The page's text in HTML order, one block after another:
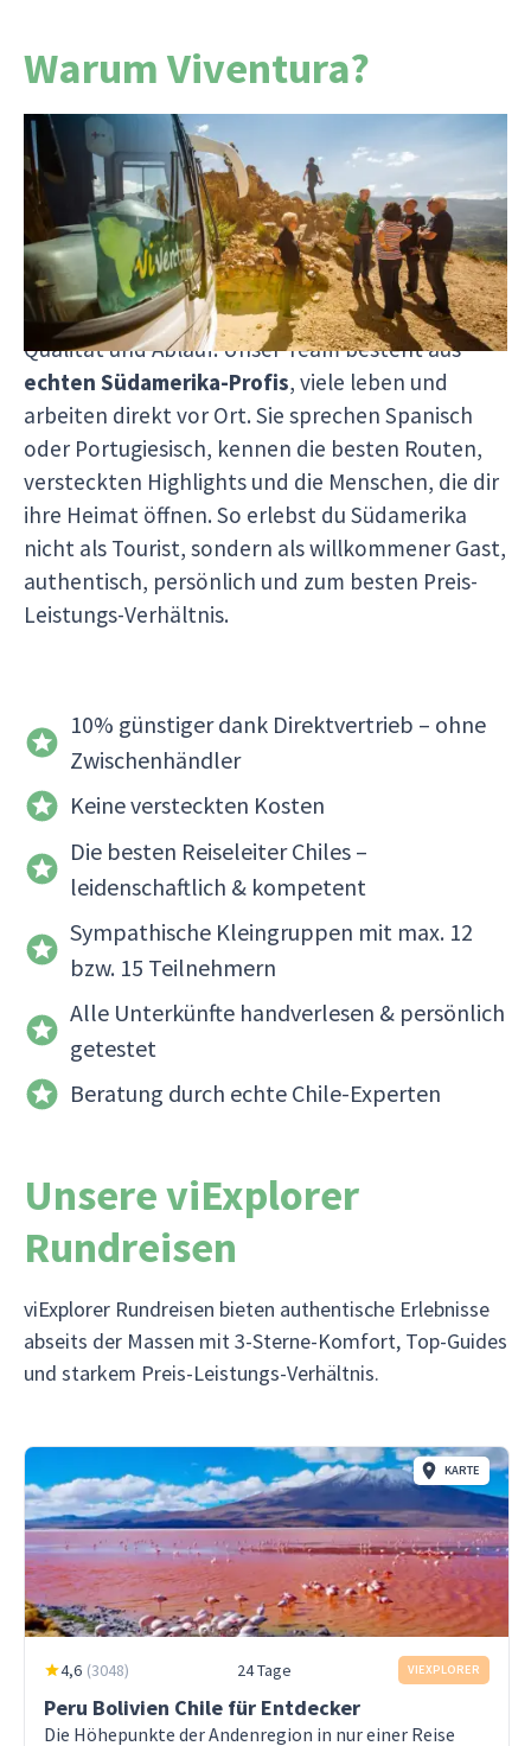
Warum Viventura?
Seit über 25 Jahren lassen wir Südamerika-
Träume Wirklichkeit werden mit Herz, Erfahrung
und echter Leidenschaft. Wir organisieren jede
Reise selbstohne Zwischenhändlerund können
dir so nicht nur rund10 % günstigere Preise
bieten, sondern auch volle Kontrolle über
Qualität und Ablauf. Unser Team besteht aus
echten Südamerika-Profis, viele leben und
arbeiten direkt vor Ort. Sie sprechen Spanisch
oder Portugiesisch, kennen die besten Routen,
versteckten Highlights und die Menschen, die dir
ihre Heimat öffnen. So erlebst du Südamerika
nicht als Tourist, sondern als willkommener Gast,
authentisch, persönlich und zum besten Preis-
Leistungs-Verhältnis.
10% günstiger dank Direktvertrieb – ohne
Zwischenhändler
Keine versteckten Kosten
Die besten Reiseleiter Chiles –
leidenschaftlich & kompetent
Sympathische Kleingruppen mit max. 12
bzw. 15 Teilnehmern
Alle Unterkünfte handverlesen & persönlich
getestet
Beratung durch echte Chile-Experten
Unsere viExplorer
Rundreisen
viExplorer Rundreisen bieten authentische Erlebnisse
abseits der Massen mit 3-Sterne-Komfort, Top-Guides
und starkem Preis-Leistungs-Verhältnis.
KARTE
4,6 (3048) 24 Tage VIEXPLORER
Peru Bolivien Chile für Entdecker
Die Höhepunkte der Andenregion in nur einer Reise